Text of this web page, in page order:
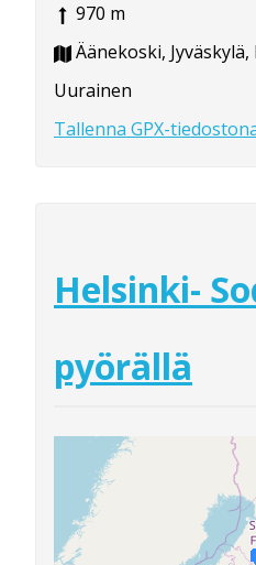
970 m
Äänekoski,
Uurainen
Tallenna GPX-
Helsinki-
pyörällä